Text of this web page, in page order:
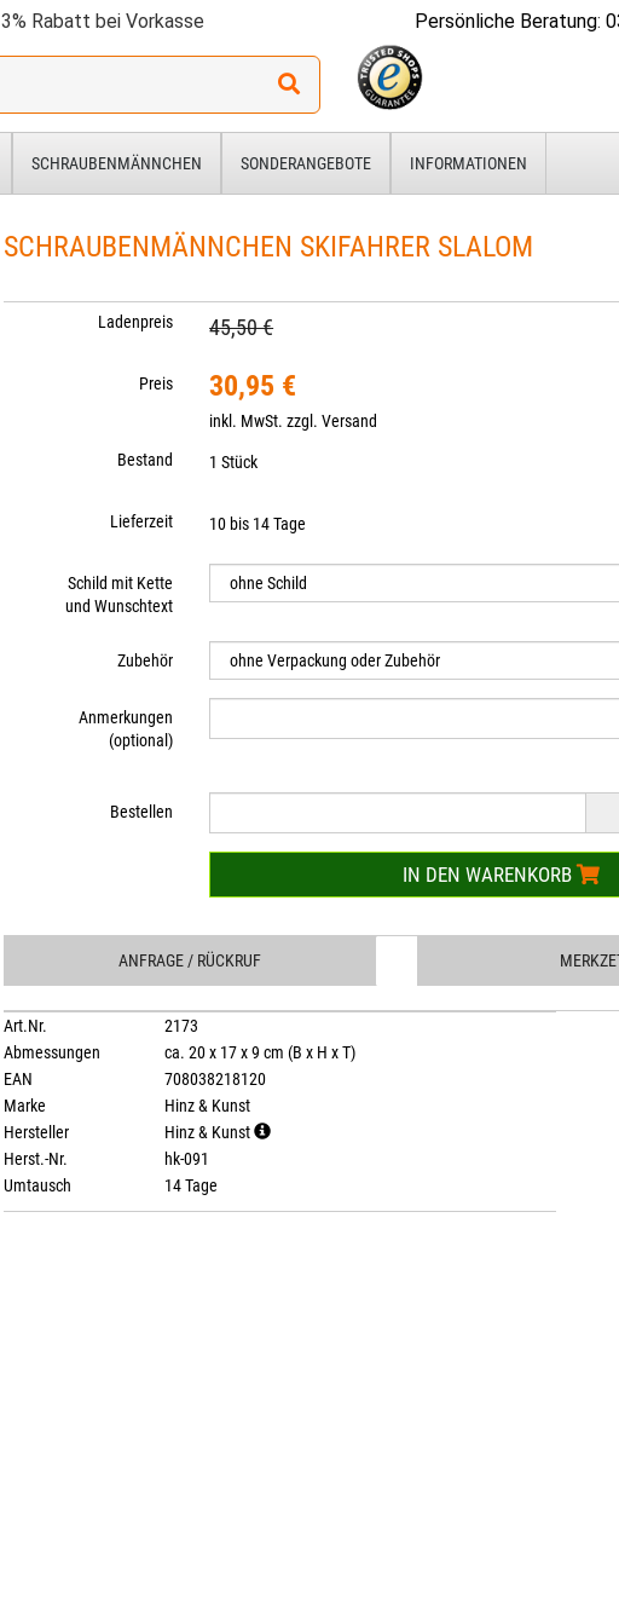
3% Rabatt bei Vorkasse Persönliche Beratung:
SCHRAUBENMÄNNCHEN SONDERANGEBOTE INFORMATIONEN
SCHRAUBENMÄNNCHEN SKIFAHRER SLALOM
Ladenpreis 45,50 €
Preis 30,95 €
inkl. MwSt. zzgl.Versand
Bestand
1 Stück
Lieferzeit 10 bis 14 Tage
Schild mit Kette
und Wunschtext
Zubehör
Anmerkungen
(optional)
Bestellen
IN DEN WARENKORB
ANFRAGE / RÜCKRUF
Art.Nr.
2173
Abmessungen
ca. 20 x 17 x 9 cm (B x H x T)
EAN
708038218120
Marke
Hinz & Kunst
Hersteller
Hinz & Kunst
Herst.-Nr.
hk-091
Umtausch
14 Tage